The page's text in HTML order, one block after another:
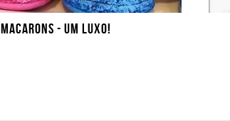
MACARONS - UM LUXO!